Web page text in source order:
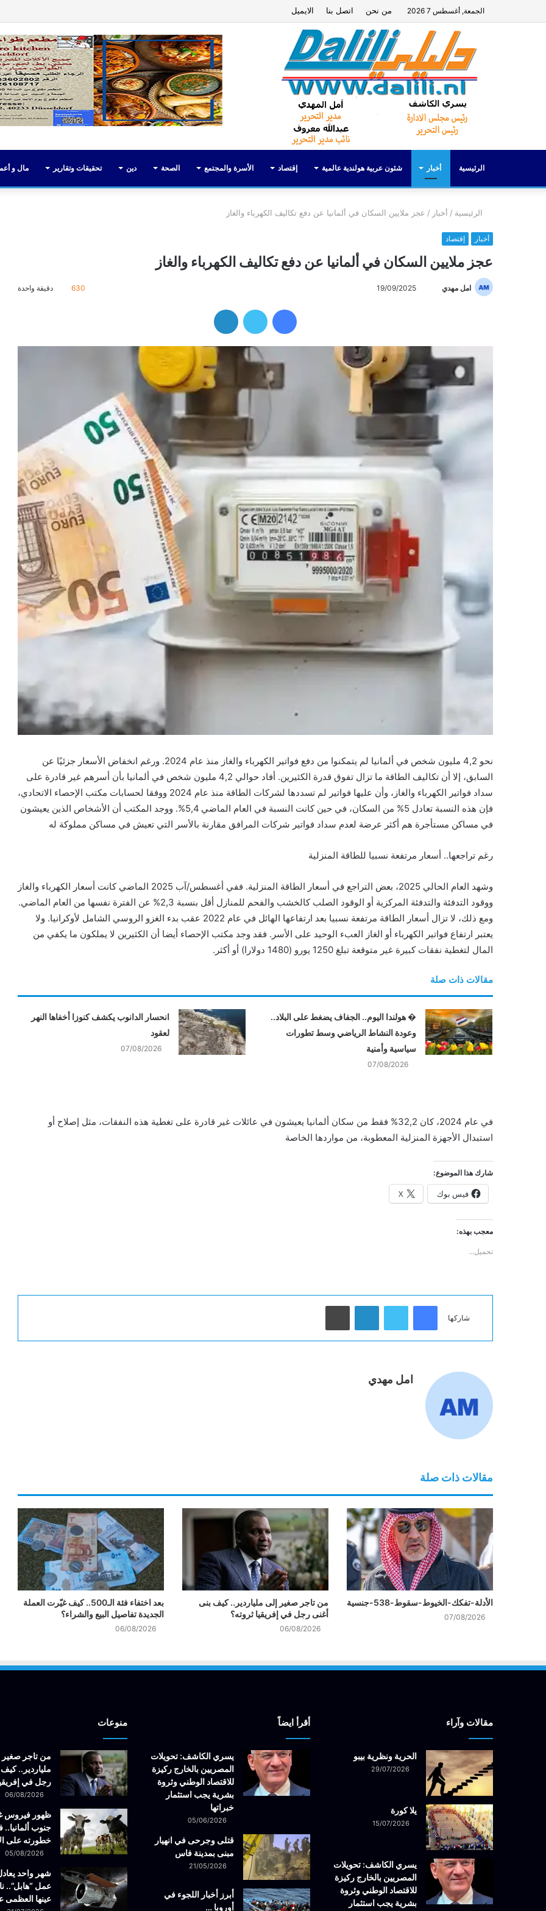
الجمعة, أغسطس 7 2026 من نحن اتصل بنا الايميل
الرئيسية أخبار شئون عربية هولندية عالمية إقتصاد الأسرة والمجتمع الصحة دين تحقيقات وتقارير مال و
الرئيسية / أخبار / عجز ملايين السكان في ألمانيا عن دفع تكاليف الكهرباء والغاز
أخبار إقتصاد
عجز ملايين السكان في ألمانيا عن دفع تكاليف الكهرباء والغاز
امل مهدي
ب
ر
د
إ
ك
19/09/2025
630 دقيقة واحدة
نحو 4,2 مليون شخص في ألمانيا لم يتمكنوا من دفع فواتير الكهرباء والغاز منذ عام 2024. ورغم انخفاض الأسعار جزئيًا عن
السابق، إلا أن تكاليف الطاقة ما تزال تفوق قدرة الكثيرين. أفاد حوالي 4,2 مليون شخص في ألمانيا بأن أسرهم غير قادرة على
سداد فواتير الكهرباء والغاز، وأن عليها فواتير لم تسددها لشركات الطاقة منذ عام 2024 ووفقا لحسابات مكتب الإحصاء الاتحادي،
فإن هذه النسبة تعادل 5% من السكان، في حين كانت النسبة في العام الماضي 5,4%. ووجد المكتب أن الأشخاص الذين يعيشون
في مساكن مستأجرة هم أكثر عرضة لعدم سداد فواتير شركات المرافق مقارنة بالأسر التي تعيش في مساكن مملوكة له
رغم تراجعها.. أسعار مرتفعة نسبيا للطاقة المنزلية
وشهد العام الحالي 2025، بعض التراجع في أسعار الطاقة المنزلية. ففي أغسطس/آب 2025 الماضي كانت أسعار الكهرباء والغاز
ووقود التدفئة والتدفئة المركزية أو الوقود الصلب كالخشب والفحم للمنازل أقل بنسبة 2,3% عن الفترة نفسها من العام الماضي.
ومع ذلك، لا تزال أسعار الطاقة مرتفعة نسبيا بعد ارتفاعها الهائل في عام 2022 عقب بدء الغزو الروسي الشامل لأوكرانيا. ولا
يعتبر ارتفاع فواتير الكهرباء أو الغاز العبء الوحيد على الأسر. فقد وجد مكتب الإحصاء أيضا أن الكثيرين لا يملكون ما يكفي من
المال لتغطية نفقات كبيرة غير متوقعة تبلغ 1250 يورو (1480 دولارا) أو أكثر.
مقالات ذات صلة
� هولندا اليوم.. الجفاف يضغط على البلاد..
وعودة النشاط الرياضي وسط تطورات
سياسية وأمنية
07/08/2026
انحسار الدانوب يكشف كنوزا أخفاها النهر
لعقود
07/08/2026
في عام 2024، كان 32,2% فقط من سكان ألمانيا يعيشون في عائلات غير قادرة على تغطية هذه النفقات، مثل إصلاح أو
استبدال الأجهزة المنزلية المعطوبة، من مواردها الخاصة
شارك هذا الموضوع:
فيس بوك X
معجب بهذه:
تحميل...
شاركها
فيسبوك لينكدإن
امل مهدي
مقالات ذات صلة
الأدلة-تفكك-الخيوط-سقوط-538-جنسية
07/08/2026
من تاجر صغير إلى ملياردير.. كيف بنى
أغنى رجل في إفريقيا ثروته؟
06/08/2026
بعد اختفاء فئة الـ500.. كيف غيّرت العملة
الجديدة تفاصيل البيع والشراء؟
06/08/2026
مقالات وآراء
الحرية ونظرية بيبو
29/07/2026
يلا كورة
15/07/2026
يسري الكاشف: تحويلات
المصريين بالخارج ركيزة
للاقتصاد الوطني وثروة
بشرية يجب استثمار
أقرأ ايضاً
يسري الكاشف: تحويلات
المصريين بالخارج ركيزة
للاقتصاد الوطني وثروة
بشرية يجب استثمار
خبراتها
05/06/2026
قتلى وجرحى في انهيار
مبنى بمدينة فاس
21/05/2026
أبرز أخبار اللجوء في
أوروبا …
منوعات
من تاجر صغير
ملياردير..
رجل في
06/08/2026
ظهور فيروس
جنوب ألمانيا..
خطورته على
05/08/2026
شهر واحد
عمل “هابل”..
عينها العظمى